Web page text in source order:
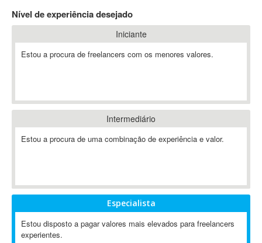
802.11
A&P
A2Billing
ABAP
ABBYY FineReader
Ableton Live
Abstract
Abstract Window Toolkit (AWT)
Nível de experiência desejado
Iniciante
Estou a procura de freelancers com os menores valores.
Intermediário
Estou a procura de uma combinação de experiência e valor.
Especialista
Estou disposto a pagar valores mais elevados para freelancers
experientes.